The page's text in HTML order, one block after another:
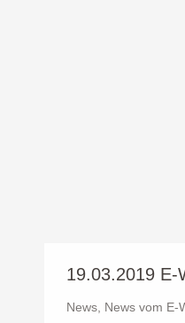
19.03.2019 E-
News, News vom E-